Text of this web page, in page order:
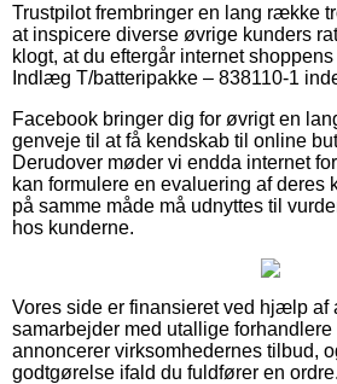
Trustpilot frembringer en lang række
at inspicere diverse øvrige kunders
klogt, at du eftergår internet
Indlæg T/batteripakke – 838110-1
Facebook bringer dig for øvrigt en
genveje til at få kendskab til online
Derudover møder vi endda internet
kan formulere en evaluering af deres
på samme måde må udnyttes til
hos kunderne.
Vores side er finansieret ved hjælp af
samarbejder med utallige forhandlere
annoncerer virksomhedernes tilbud,
godtgørelse ifald du fuldfører en ordre.